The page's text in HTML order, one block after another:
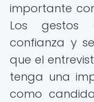
importante
Los gestos
confianza y
que el
tenga una
como